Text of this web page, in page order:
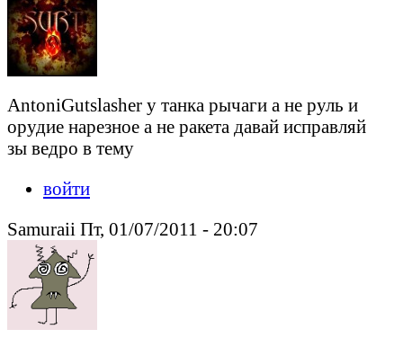
AntoniGutslasher у танка рычаги а не руль и
орудие нарезное а не ракета давай исправляй
зы ведро в тему
войти
Samuraii Пт, 01/07/2011 - 20:07